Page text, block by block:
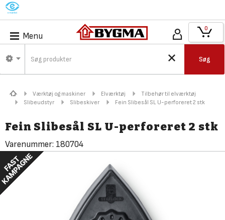
M
Menu
Søg
0
Værktøj og maskiner Elværktøj
Tilbehør til elværktøj
Slibeudstyr
Slibeskiver Fein Slibesål SL U-perforeret 2 stk
Fein Slibesål SL U-perforeret 2 stk
Varenummer: 180704